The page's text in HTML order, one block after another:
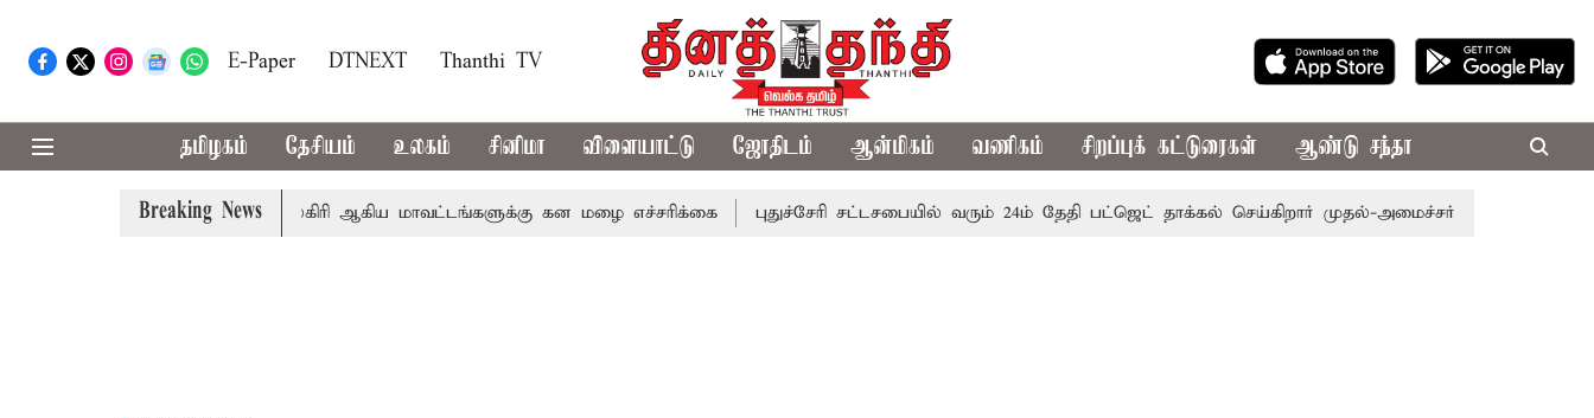
E-Paper DTNEXT Thanthi TV
தமிழகம் தேசியம் உலகம் சினிமா விளையாட்டு ஜோதிடம் ஆன்மிகம் வணிகம் சிறப்புக் கட்டுரைகள் ஆண்டு சந்தா
Breaking News
கோவை, தேனி,நீலகிரி ஆகிய மாவட்டங்களுக்கு கன மழை எச்சரிக்கை புதுச்சேரி சட்டசபையில் வரும் 24ம் தேதி பட்ஜெட் தாக்கல் செய்கிறார் முதல்-அமைச்சர் ரங்கசாமி